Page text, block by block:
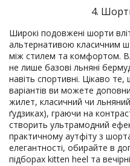
4.
Широкі подовжені шорти
альтернативою класичним
між стилем та комфортом.
не лише базові льняні
навіть спортивні. Цікаво
варіантів ви можете
жилет, класичний чи
ґудзиках), граючи на
створить ультрамодний
практичному аутфіту з
елегантності, обирайте в
підборах kitten heel та